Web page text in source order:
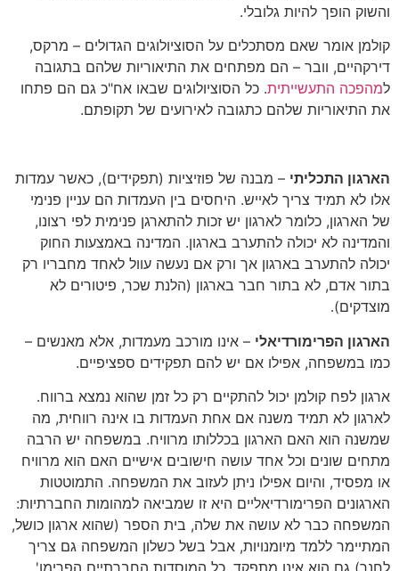
והשוק הופך להיות גלובלי.
קולמן אומר שאם מסתכלים על הסוציולוגים הגדולים – מרקס,
דירקהיים, וובר – הם מפתחים את התיאוריות שלהם בתגובה
למהפכה התעשייתית. כל הסוציולוגים שבאו אח"כ גם הם פתחו
את התיאוריות שלהם כתגובה לאירועים של תקופתם.
הארגון התכליתי – מבנה של פוזיציות (תפקידים), כאשר עמדות
אלו לא תמיד צריך לאייש. היחסים בין העמדות הם עניין פנימי
של הארגון, כלומר לארגון יש זכות להתארגן פנימית לפי רצונו,
והמדינה לא יכולה להתערב בארגון. המדינה באמצעות החוק
יכולה להתערב בארגון אך ורק אם נעשה עוול לאחד מחבריו רק
בתור אדם, לא בתור חבר בארגון (הלנת שכר, פיטורים לא
מוצדקים).
הארגון הפרימורדיאלי – אינו מורכב מעמדות, אלא מאנשים –
כמו במשפחה, אפילו אם יש להם תפקידים ספציפיים.
ארגון לפח קולמן יכול להתקיים רק כל זמן שהוא נמצא ברווח.
לארגון לא תמיד משנה אם אחת העמדות בו אינה רווחית, מה
שמשנה הוא האם הארגון בכללותו מרוויח. במשפחה יש הרבה
מתחים שונים וכל אחד עושה חישובים אישיים האם הוא מרוויח
או מפסיד, והיום אפילו ניתן לעזוב את המשפחה. התמוטטות
הארגונים הפרימורדיאליים היא זו שמביאה למהומות החברתיות:
המשפחה כבר לא עושה את שלה, בית הספר (שהוא ארגון כושל,
המתיימר ללמד מיומנויות, אבל בשל כשלון המשפחה גם צריך
לחנך) גם הוא אינו מתפקד. כל המוסדות החברתיים הפרימו'